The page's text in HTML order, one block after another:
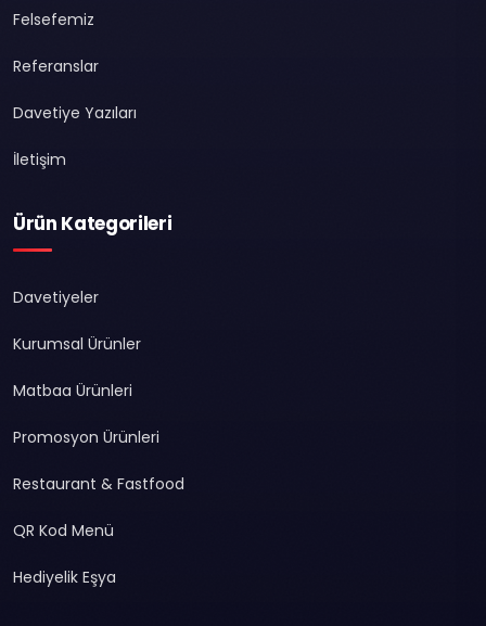
Felsefemiz
Referanslar
Davetiye Yazıları
İletişim
Ürün Kategorileri
Davetiyeler
Kurumsal Ürünler
Matbaa Ürünleri
Promosyon Ürünleri
Restaurant & Fastfood
QR Kod Menü
Hediyelik Eşya